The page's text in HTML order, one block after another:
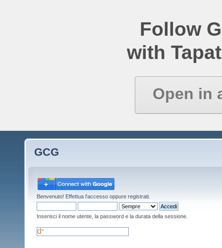
Follow
with
Open in
GCG
Benvenuto! Effettua l'accesso oppure registrati
Inserisci il nome utente, la password e la durata della sessione.